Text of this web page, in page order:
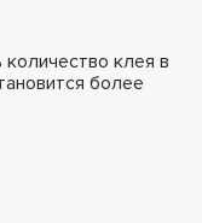
клея в
более